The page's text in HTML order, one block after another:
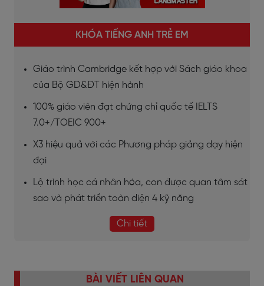
KHÓA TIẾNG ANH TRẺ EM
Giáo trình Cambridge kết hợp với Sách giáo khoa
của Bộ GD&ĐT hiện hành
100% giáo viên đạt chứng chỉ quốc tế IELTS
7.0+/TOEIC 900+
X3 hiệu quả với các Phương pháp giảng dạy hiện
đại
Lộ trình học cá nhân hóa, con được quan tâm sát
sao và phát triển toàn diện 4 kỹ năng
Chi tiết
BÀI VIẾT LIÊN QUAN